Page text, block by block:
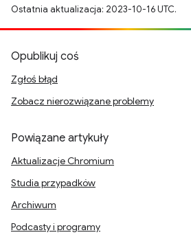
Ostatnia aktualizacja: 2023-10-16 UTC.
Opublikuj coś
Zgłoś błąd
Zobacz nierozwiązane problemy
Powiązane artykuły
Aktualizacje Chromium
Studia przypadków
Archiwum
Podcasty i programy